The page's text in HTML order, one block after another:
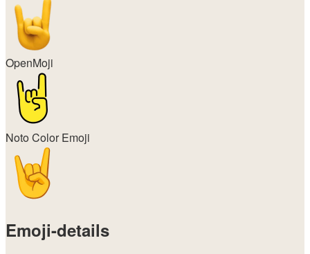
OpenMoji
Noto Color Emoji
Emoji-details